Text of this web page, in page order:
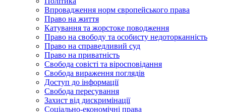
Впровадження норм європейського права
Право на життя
Катування та жорстоке поводження
Право на свободу та особисту недоторканність
Право на справедливий суд
Право на приватність
Свобода совісті та віросповідання
Свобода вираження поглядів
Доступ до інформації
Свобода пересування
Захист від дискримінації
Соціально-економічні права